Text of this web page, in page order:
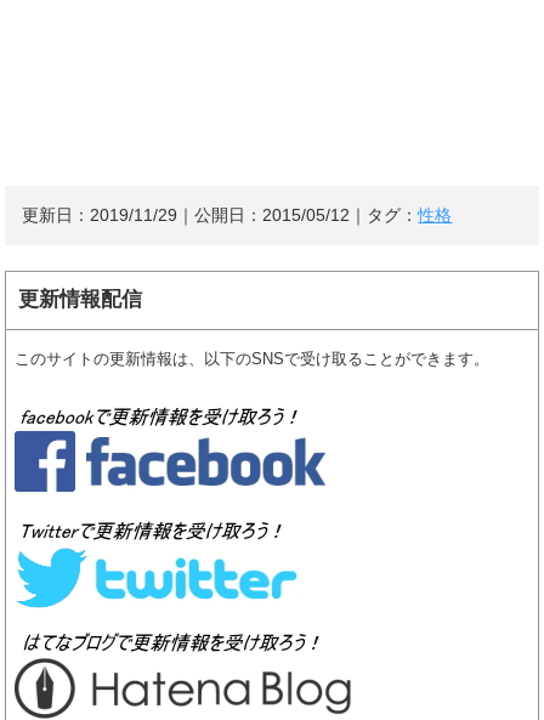
更新日：2019/11/29 ｜公開日：2015/05/12 ｜タグ：性格
更新情報配信
このサイトの更新情報は、以下のSNSで受け取ることができます。